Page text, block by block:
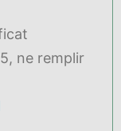
ne remplir